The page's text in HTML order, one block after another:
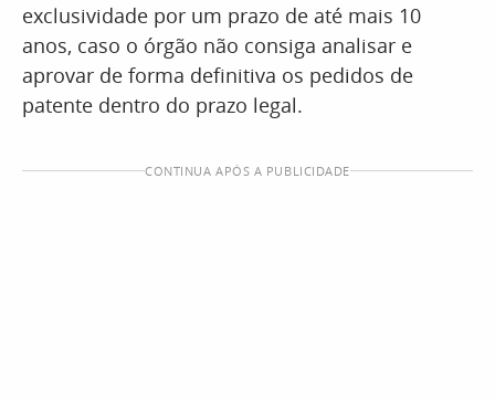
exclusividade por um prazo de até mais 10
anos, caso o órgão não consiga analisar e
aprovar de forma definitiva os pedidos de
patente dentro do prazo legal.
CONTINUA APÓS A PUBLICIDADE